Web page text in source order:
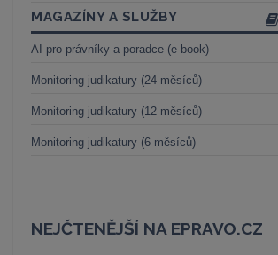
MAGAZÍNY A SLUŽBY
AI pro právníky a poradce (e-book)
Monitoring judikatury (24 měsíců)
Monitoring judikatury (12 měsíců)
Monitoring judikatury (6 měsíců)
NEJČTENĚJŠÍ NA EPRAVO.CZ